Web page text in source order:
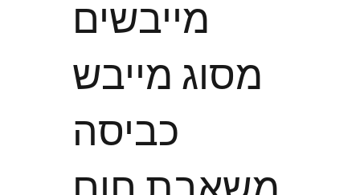
מייבשים
מסוג מייבש
כביסה